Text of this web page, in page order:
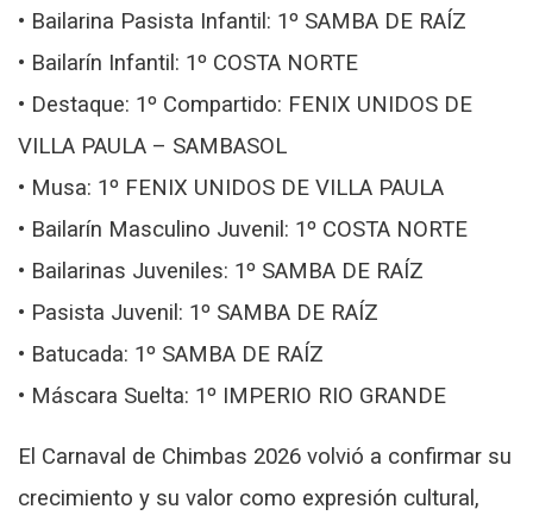
• Bailarina Pasista Infantil: 1º SAMBA DE RAÍZ
• Bailarín Infantil: 1º COSTA NORTE
• Destaque: 1º Compartido: FENIX UNIDOS DE
VILLA PAULA – SAMBASOL
• Musa: 1º FENIX UNIDOS DE VILLA PAULA
• Bailarín Masculino Juvenil: 1º COSTA NORTE
• Bailarinas Juveniles: 1º SAMBA DE RAÍZ
• Pasista Juvenil: 1º SAMBA DE RAÍZ
• Batucada: 1º SAMBA DE RAÍZ
• Máscara Suelta: 1º IMPERIO RIO GRANDE
El Carnaval de Chimbas 2026 volvió a confirmar su
crecimiento y su valor como expresión cultural,